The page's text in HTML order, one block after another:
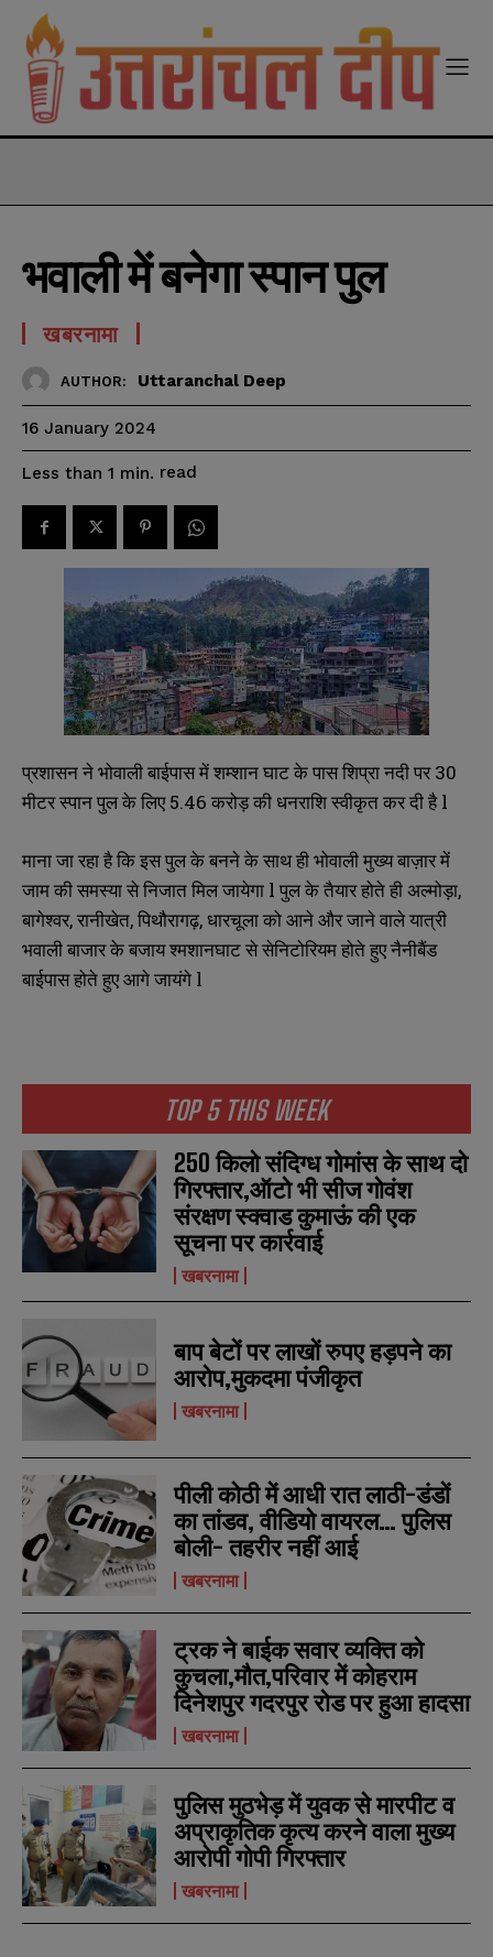
N
a
m
e
N
a
m
e
TOP 5 THIS WEEK
250 किलो संदिग्ध गोमांस के साथ दो
गिरफ्तार,ऑटो भी सीज गोवंश
संरक्षण स्क्वाड कुमाऊं की एक
सूचना पर कार्रवाई
खबरनामा
बाप बेटों पर लाखों रुपए हड़पने का
आरोप,मुकदमा पंजीकृत
खबरनामा
पीली कोठी में आधी रात लाठी-डंडों
का तांडव, वीडियो वायरल… पुलिस
बोली- तहरीर नहीं आई
खबरनामा
ट्रक ने बाईक सवार व्यक्ति को
कुचला,मौत,परिवार में कोहराम
दिनेशपुर गदरपुर रोड पर हुआ हादसा
खबरनामा
पुलिस मुठभेड़ में युवक से मारपीट व
अप्राकृतिक कृत्य करने वाला मुख्य
आरोपी गोपी गिरफ्तार
खबरनामा
भवाली में बनेगा स्पान पुल
खबरनामा
AUTHOR: Uttaranchal Deep
16 January 2024
Less than 1 min. read
प्रशासन ने भोवाली बाईपास में शम्शान घाट के पास शिप्रा नदी पर 30
मीटर स्पान पुल के लिए 5.46 करोड़ की धनराशि स्वीकृत कर दी है l
माना जा रहा है कि इस पुल के बनने के साथ ही भोवाली मुख्य बाज़ार में
जाम की समस्या से निजात मिल जायेगा l पुल के तैयार होते ही अल्मोड़ा,
बागेश्वर, रानीखेत, पिथौरागढ़, धारचूला को आने और जाने वाले यात्री
भवाली बाजार के बजाय श्मशानघाट से सेनिटोरियम होते हुए नैनीबैंड
बाईपास होते हुए आगे जायंगे l